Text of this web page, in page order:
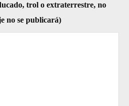
trol o extraterrestre, no
no se publicará)